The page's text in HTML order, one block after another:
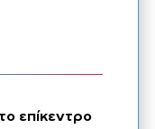
επίκεντρο